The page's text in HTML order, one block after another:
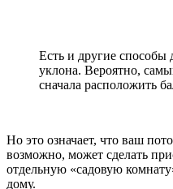
Есть и другие способы
уклона. Вероятно,
сначала расположить
Но это означает, что ваш
возможно, может сделать
отдельную «садовую
дому.